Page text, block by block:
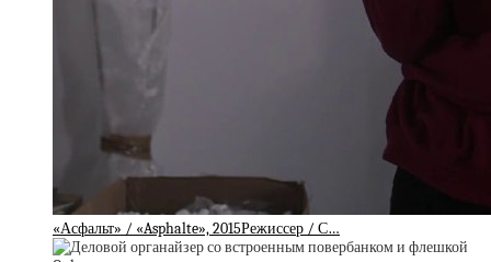
«Асфальт» / «Asphalte», 2015Режиссер / С…